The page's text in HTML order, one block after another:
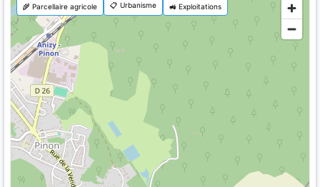
🌾 Parcellaire agricole 📋 Urbanisme 🚜 Exploitations